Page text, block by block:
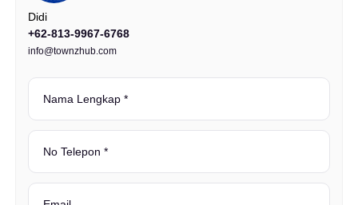
Didi
+62-813-9967-6768
info@townzhub.com